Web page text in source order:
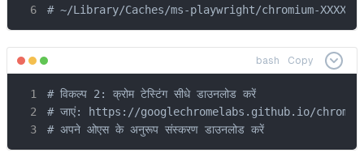
# ~/Library/Caches/ms-playwright/chromium-XXXX/
bash Copy
# विकल्प 2: क्रोम टेस्टिंग सीधे डाउनलोड करें
# जाएं: https://googlechromelabs.github.io/
# अपने ओएस के अनुरूप संस्करण डाउनलोड करें